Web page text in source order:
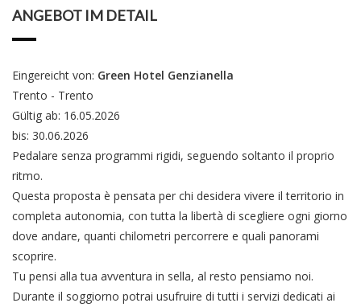
ANGEBOT IM DETAIL
Eingereicht von: Green Hotel Genzianella
Trento - Trento
Gültig ab: 16.05.2026
bis: 30.06.2026
Pedalare senza programmi rigidi, seguendo soltanto il proprio
ritmo.
Questa proposta è pensata per chi desidera vivere il territorio in
completa autonomia, con tutta la libertà di scegliere ogni giorno
dove andare, quanti chilometri percorrere e quali panorami
scoprire.
Tu pensi alla tua avventura in sella, al resto pensiamo noi.
Durante il soggiorno potrai usufruire di tutti i servizi dedicati ai